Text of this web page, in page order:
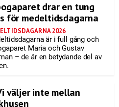
drar en tung
för medeltidsdagarna
2026
är i full gång och
Maria och Gustav
– de är en betydande del av
väljer inte mellan